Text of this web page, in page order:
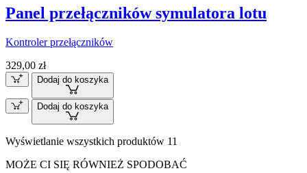
Panel przełączników symulatora lotu
Kontroler przełączników
329,00 zł
Dodaj do koszyka
Dodaj do koszyka
Wyświetlanie wszystkich produktów 11
MOŻE CI SIĘ RÓWNIEŻ SPODOBAĆ